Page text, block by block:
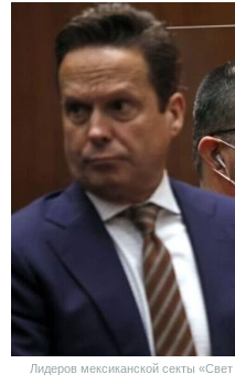
Лидеров мексиканской секты